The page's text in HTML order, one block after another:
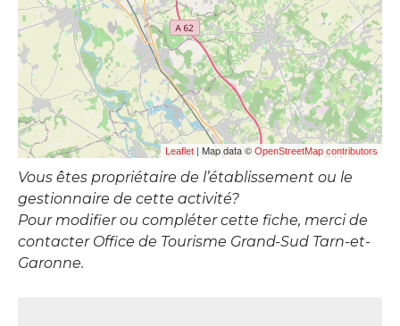
Leaflet | Map data © OpenStreetMap contributors
Vous êtes propriétaire de l’établissement ou le
gestionnaire de cette activité?
Pour modifier ou compléter cette fiche, merci de
contacter Office de Tourisme Grand-Sud Tarn-et-
Garonne.